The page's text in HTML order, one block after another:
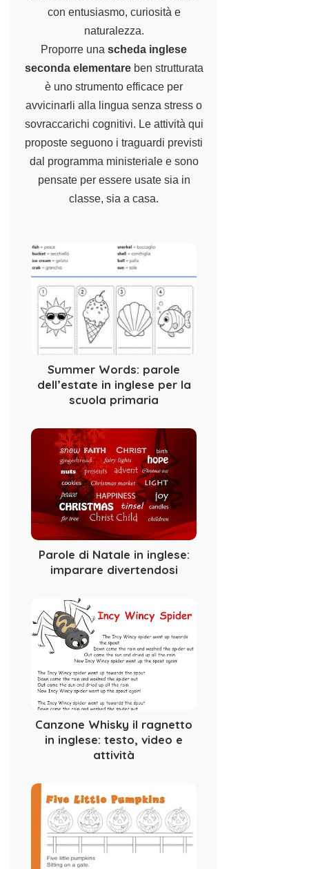
con entusiasmo, curiosità e
naturalezza.
Proporre una scheda inglese
seconda elementareben strutturata
è uno strumento efficace per
avvicinarli alla lingua senza stress o
sovraccarichi cognitivi. Le attività qui
proposte seguono i traguardi previsti
dal programma ministeriale e sono
pensate per essere usate sia in
classe, sia a casa.
Summer Words: parole
dell’estate in inglese per la
scuola primaria
Parole di Natale in inglese:
imparare divertendosi
Canzone Whisky il ragnetto
in inglese: testo, video e
attività